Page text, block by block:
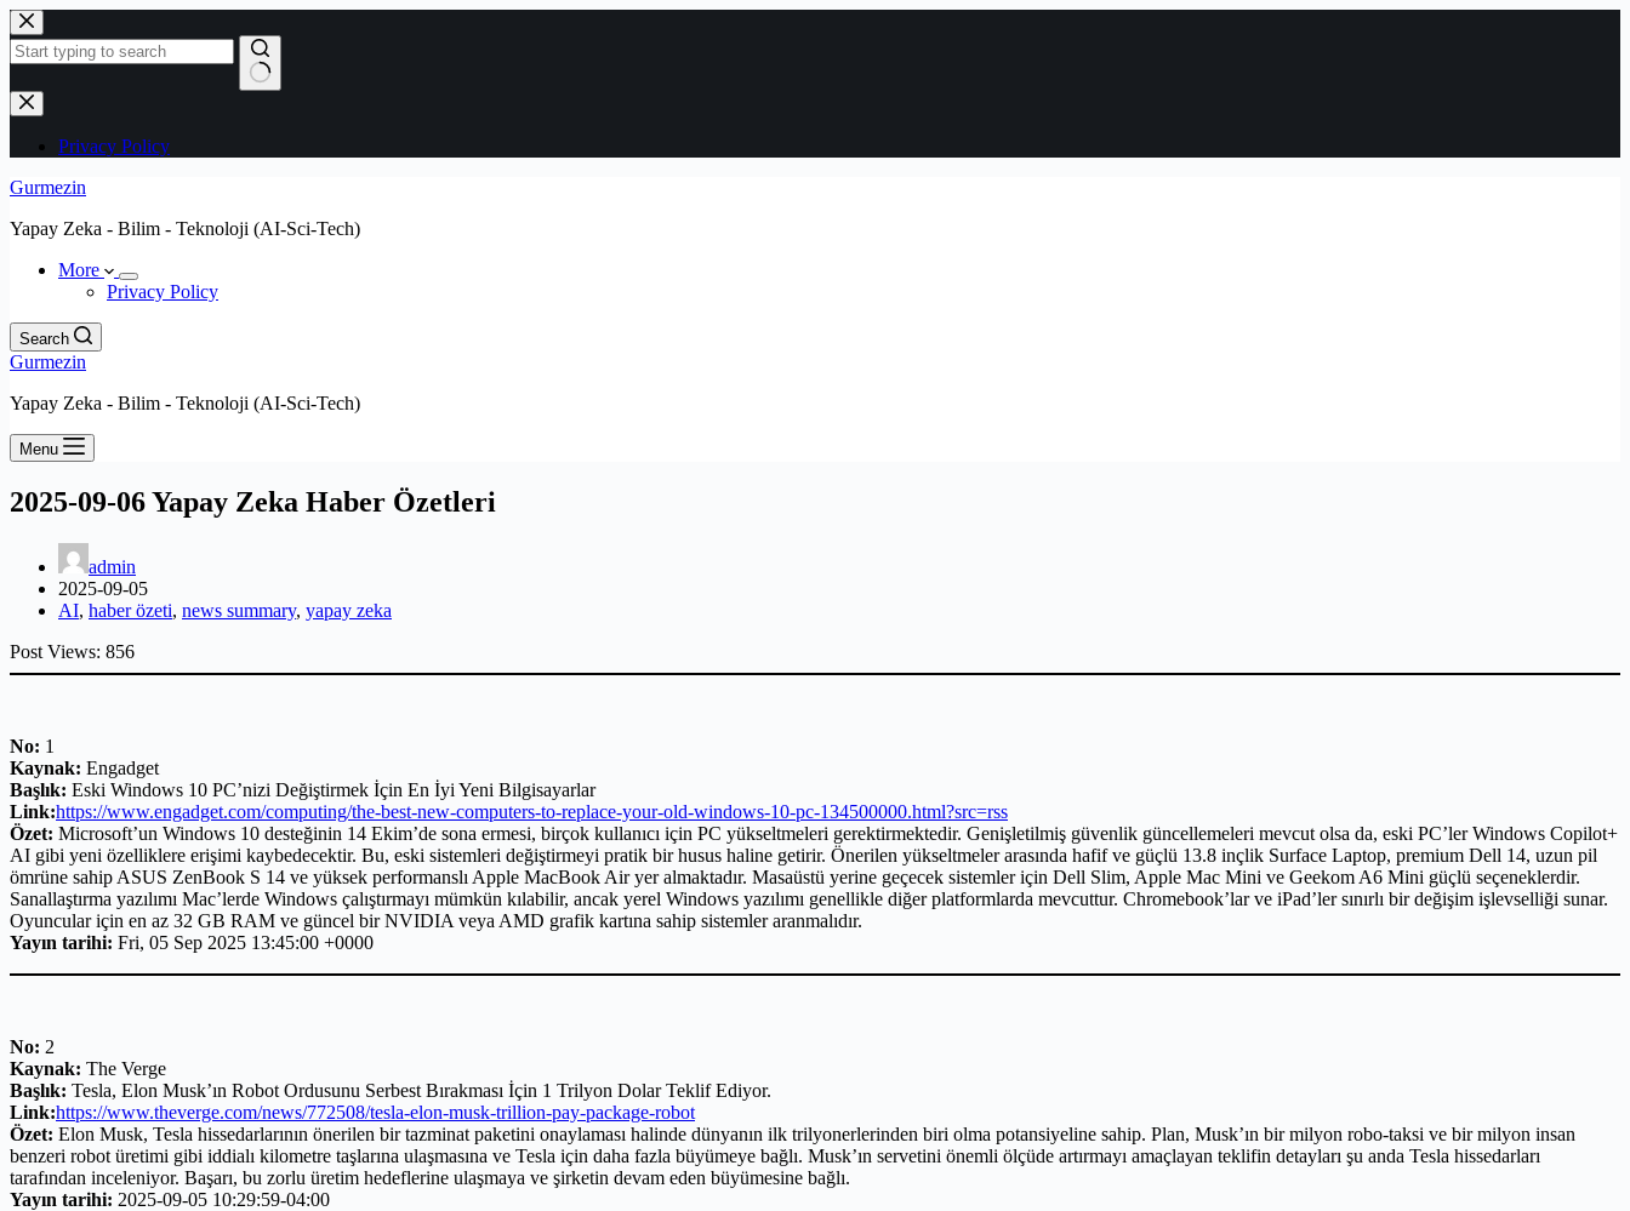
Skip
to
content
No
results
Privacy Policy
Gurmezin
Yapay Zeka - Bilim - Teknoloji (AI-Sci-Tech)
More
Privacy Policy
Search
Gurmezin
Yapay Zeka - Bilim - Teknoloji (AI-Sci-Tech)
Menu
2025-09-06 Yapay Zeka Haber Özetleri
admin
2025-09-05
AI, haber özeti, news summary, yapay zeka
Post Views: 856
No: 1
Kaynak: Engadget
Başlık: Eski Windows 10 PC’nizi Değiştirmek İçin En İyi Yeni Bilgisayarlar
Link:https://www.engadget.com/computing/the-best-new-computers-to-replace-your-old-windows-10-pc-134500000.html?src=rss
Özet: Microsoft’un Windows 10 desteğinin 14 Ekim’de sona ermesi, birçok kullanıcı için PC yükseltmeleri gerektirmektedir. Genişletilmiş güvenlik güncellemeleri mevcut olsa da, eski PC’ler Windows Copilot+
AI gibi yeni özelliklere erişimi kaybedecektir. Bu, eski sistemleri değiştirmeyi pratik bir husus haline getirir. Önerilen yükseltmeler arasında hafif ve güçlü 13.8 inçlik Surface Laptop, premium Dell 14, uzun pil
ömrüne sahip ASUS ZenBook S 14 ve yüksek performanslı Apple MacBook Air yer almaktadır. Masaüstü yerine geçecek sistemler için Dell Slim, Apple Mac Mini ve Geekom A6 Mini güçlü seçeneklerdir.
Sanallaştırma yazılımı Mac’lerde Windows çalıştırmayı mümkün kılabilir, ancak yerel Windows yazılımı genellikle diğer platformlarda mevcuttur. Chromebook’lar ve iPad’ler sınırlı bir değişim işlevselliği sunar.
Oyuncular için en az 32 GB RAM ve güncel bir NVIDIA veya AMD grafik kartına sahip sistemler aranmalıdır.
Yayın tarihi: Fri, 05 Sep 2025 13:45:00 +0000
No: 2
Kaynak: The Verge
Başlık: Tesla, Elon Musk’ın Robot Ordusunu Serbest Bırakması İçin 1 Trilyon Dolar Teklif Ediyor.
Link:https://www.theverge.com/news/772508/tesla-elon-musk-trillion-pay-package-robot
Özet: Elon Musk, Tesla hissedarlarının önerilen bir tazminat paketini onaylaması halinde dünyanın ilk trilyonerlerinden biri olma potansiyeline sahip. Plan, Musk’ın bir milyon robo-taksi ve bir milyon insan
benzeri robot üretimi gibi iddialı kilometre taşlarına ulaşmasına ve Tesla için daha fazla büyümeye bağlı. Musk’ın servetini önemli ölçüde artırmayı amaçlayan teklifin detayları şu anda Tesla hissedarları
tarafından inceleniyor. Başarı, bu zorlu üretim hedeflerine ulaşmaya ve şirketin devam eden büyümesine bağlı.
Yayın tarihi: 2025-09-05 10:29:59-04:00